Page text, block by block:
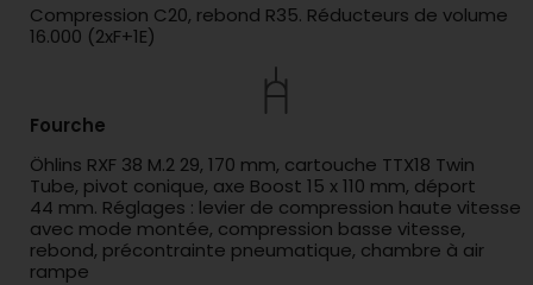
Compression C20, rebond R35. Réducteurs de volume
16.000 (2xF+1E)
Fourche
Öhlins RXF 38 M.2 29, 170 mm, cartouche TTX18 Twin
Tube, pivot conique, axe Boost 15 x 110 mm, déport
44 mm. Réglages : levier de compression haute vitesse
avec mode montée, compression basse vitesse,
rebond, précontrainte pneumatique, chambre à air
rampe